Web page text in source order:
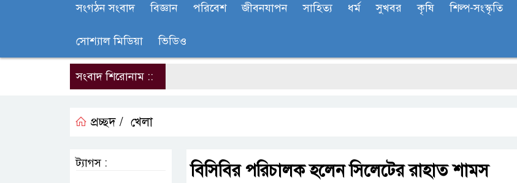
সংগঠন সংবাদ বিজ্ঞান পরিবেশ জীবনযাপন সাহিত‍্য ধর্ম সুখবর কৃষি শিল্প-সংস্কৃতি
সোশ্যাল মিডিয়া ভিডিও
সংবাদ শিরোনাম ::
প্রচ্ছদ / খেলা
বিসিবির পরিচালক হলেন সিলেটের রাহাত শামস
ট্যাগস :